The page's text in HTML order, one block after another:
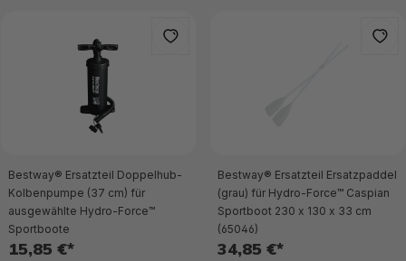
Bestway® Ersatzteil Doppelhub-
Kolbenpumpe (37 cm) für
ausgewählte Hydro-Force™
Sportboote
15,85 €*
Bestway® Ersatzteil Ersatzpaddel
(grau) für Hydro-Force™ Caspian
Sportboot 230 x 130 x 33 cm
(65046)
34,85 €*